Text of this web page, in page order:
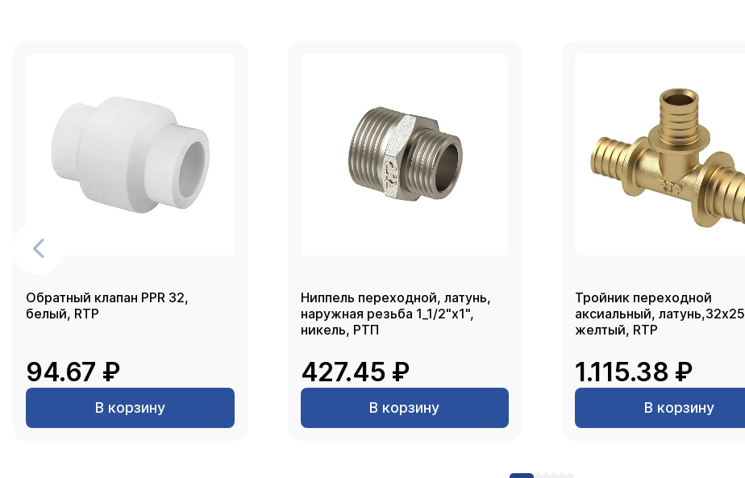
Обратный клапан PPR 32,
белый, RTP
94.67 ₽
В корзину
Ниппель переходной, латунь,
наружная резьба 1_1/2"х1",
никель, РТП
427.45 ₽
В корзину
Тройник переходной
аксиальный,
желтый, RTP
1.115.38 ₽
В корзину